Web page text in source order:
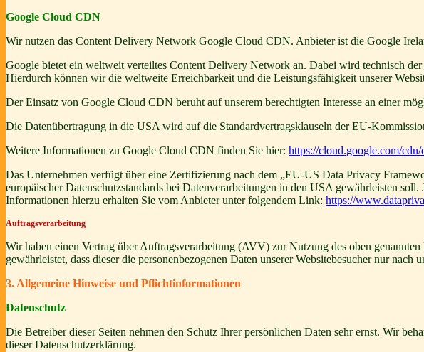
Google Cloud CDN
Wir nutzen das Content Delivery Network Google Cloud CDN. Anbieter ist die Google
Google bietet ein weltweit verteiltes Content Delivery Network an. Dabei wird technisch
Hierdurch können wir die weltweite Erreichbarkeit und die Leistungsfähigkeit unserer
Der Einsatz von Google Cloud CDN beruht auf unserem berechtigten Interesse an einer
Die Datenübertragung in die USA wird auf die Standardvertragsklauseln der EU-
Weitere Informationen zu Google Cloud CDN finden Sie hier: https://cloud.google.com/
Das Unternehmen verfügt über eine Zertifizierung nach dem „EU-US Data Privacy
europäischer Datenschutzstandards bei Datenverarbeitungen in den USA gewährleisten
Informationen hierzu erhalten Sie vom Anbieter unter folgendem Link: https://
Auftragsverarbeitung
Wir haben einen Vertrag über Auftragsverarbeitung (AVV) zur Nutzung des oben
gewährleistet, dass dieser die personenbezogenen Daten unserer Websitebesucher nur
3. Allgemeine Hinweise und Pflicht­informationen
Datenschutz
Die Betreiber dieser Seiten nehmen den Schutz Ihrer persönlichen Daten sehr ernst. Wir
dieser Datenschutzerklärung.